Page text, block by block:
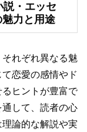
説・エッセ
力と用途
れぞれ異なる魅
恋愛の感情やド
ヒントが豊富で
して、読者の心
論的な解説や実